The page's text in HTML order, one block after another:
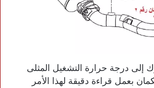
إلى درجة حرارة التشغيل المثلى
بعمل قراءة دقيقة لهذا الأمر